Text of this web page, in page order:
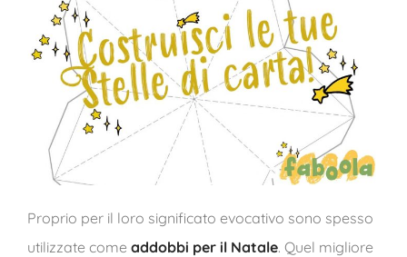
Proprio per il loro significato evocativo sono spesso
utilizzate come addobbi per il Natale. Quel migliore